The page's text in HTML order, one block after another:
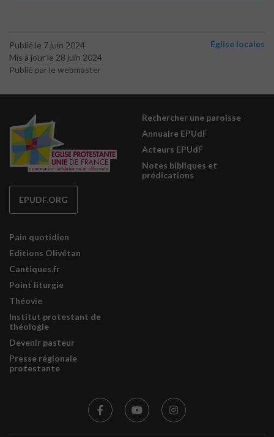
Publié le 7 juin 2024
Mis à jour le 28 juin 2024
Publié par le webmaster
Église locales
EPUDF.ORG
Rechercher une paroisse
Annuaire EPUdF
Acteurs EPUdF
Notes bibliques et
prédications
Pain quotidien
Editions Olivétan
Cantiques.fr
Point liturgie
Théovie
Institut protestant de
théologie
Devenir pasteur
Presse régionale
protestante